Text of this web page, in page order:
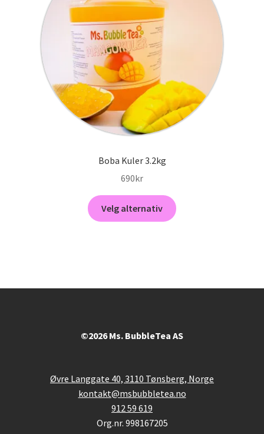
produktsiden
Boba Kuler 3.2kg
690kr
Velg alternativ
Dette
produktet
kan
produktsiden
©2026 Ms. BubbleTea AS
Øvre Langgate 40, 3110 Tønsberg, Norge
kontakt@msbubbletea.no
912 59 619
Org.nr. 998167205